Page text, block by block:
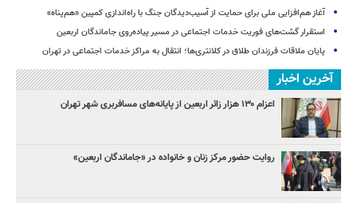
آغاز هم‌افزایی ملی برای حمایت از آسیب‌دیدگان جنگ با راه‌اندازی کمپین «هم‌پناه»
استقرار گشت‌های فوریت خدمات اجتماعی در مسیر پیاده‌روی جاماندگان اربعین
پایان ملاقات فرزندان طلاق در کلانتری‌ها؛ انتقال به مراکز خدمات اجتماعی در تهران
آخرین اخبار
اعزام ۱۳۰ هزار زائر اربعین از پایانه‌های مسافربری شهر تهران
روایت حضور مرکز زنان و خانواده در «جاماندگان اربعین»